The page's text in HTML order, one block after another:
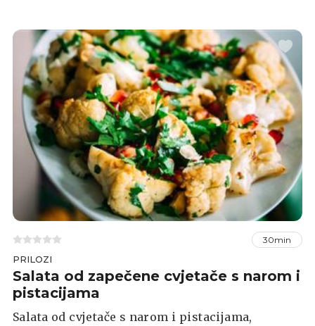
na kruh. U Genovi je običaj staviti nekoliko žlica
pesta u guste krem juhe.
30min
PRILOZI
Salata od zapečene cvjetače s narom i
pistacijama
Salata od cvjetače s narom i pistacijama,